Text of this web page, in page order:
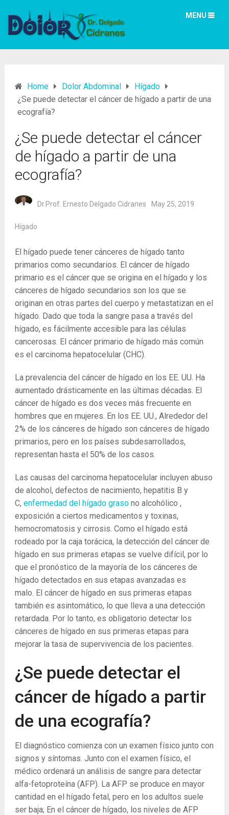
MENU
Home Dolor Abdominal
Hígado
¿Se puede detectar el cáncer de hígado a partir de una
ecografía?
¿Se puede detectar el cáncer
de hígado a partir de una
ecografía?
Dr.Prof. Ernesto Delgado Cidranes May 25, 2019
Hígado
El hígado puede tener cánceres de hígado tanto
primarios como secundarios. El cáncer de hígado
primario es el cáncer que se origina en el hígado y los
cánceres de hígado secundarios son los que se
originan en otras partes del cuerpo y metastatizan en el
hígado. Dado que toda la sangre pasa a través del
hígado, es fácilmente accesible para las células
cancerosas. El cáncer primario de hígado más común
es el carcinoma hepatocelular (CHC).
La prevalencia del cáncer de hígado en los EE. UU. Ha
aumentado drásticamente en las últimas décadas. El
cáncer de hígado es dos veces más frecuente en
hombres que en mujeres. En los EE. UU., Alrededor del
2% de los cánceres de hígado son cánceres de hígado
primarios, pero en los países subdesarrollados,
representan hasta el 50% de los casos.
Las causas del carcinoma hepatocelular incluyen abuso
de alcohol, defectos de nacimiento, hepatitis B y
C, enfermedad del hígado grasono alcohólico ,
exposición a ciertos medicamentos y toxinas,
hemocromatosis y cirrosis. Como el hígado está
rodeado por la caja torácica, la detección del cáncer de
hígado en sus primeras etapas se vuelve difícil, por lo
que el pronóstico de la mayoría de los cánceres de
hígado detectados en sus etapas avanzadas es
malo. El cáncer de hígado en sus primeras etapas
también es asintomático, lo que lleva a una detección
retardada. Por lo tanto, es obligatorio detectar los
cánceres de hígado en sus primeras etapas para
mejorar la tasa de supervivencia de los pacientes.
¿Se puede detectar el
cáncer de hígado a partir
de una ecografía?
El diagnóstico comienza con un examen físico junto con
signos y síntomas. Junto con el examen físico, el
médico ordenará un análisis de sangre para detectar
alfa-fetoproteína (AFP). La AFP se produce en mayor
cantidad en el hígado fetal, pero en los adultos suele
ser baja; En el cáncer de hígado, los niveles de AFP